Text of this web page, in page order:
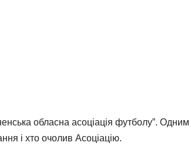
обласна асоціація футболу”.
і хто очолив Асоціацію.